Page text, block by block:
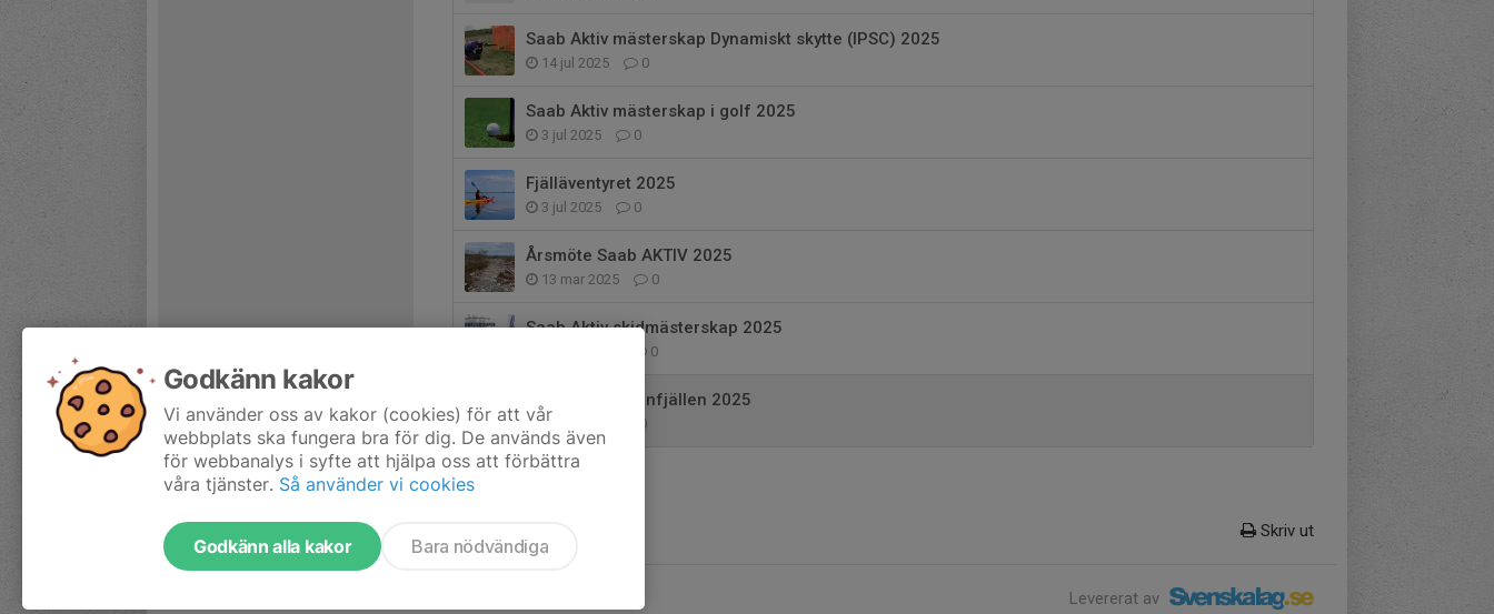
Saab Aktiv mästerskap Dynamiskt skytte (IPSC) 2025
14 jul 2025 0
Saab Aktiv mästerskap i golf 2025
3 jul 2025 0
Fjälläventyret 2025
3 jul 2025 0
Årsmöte Saab AKTIV 2025
13 mar 2025 0
Saab Aktiv skidmästerskap 2025
0
Tjejmilen i Sälenfjällen 2025
9 okt 2024 0
Skriv ut
Levererat av
Godkänn kakor
Vi använder oss av kakor (cookies) för att vår
webbplats ska fungera bra för dig. De används även
för webbanalys i syfte att hjälpa oss att förbättra
våra tjänster. Så använder vi cookies
Godkänn alla kakor Bara nödvändiga